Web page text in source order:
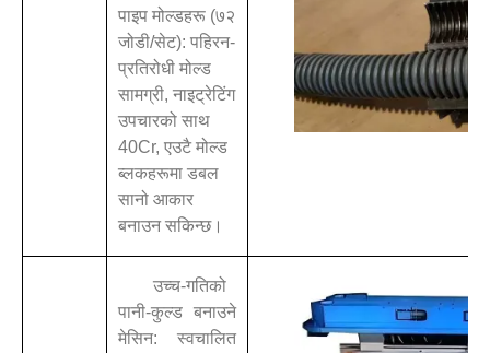
पाइप मोल्डहरू (७२
जोडी/सेट): पहिरन-
प्रतिरोधी मोल्ड
सामग्री, नाइट्रेटिंग
उपचारको साथ
40Cr, एउटै मोल्ड
ब्लकहरूमा डबल
सानो आकार
बनाउन सकिन्छ।
उच्च-गतिको
पानी-कुल्ड बनाउने
मेसिन: स्वचालित